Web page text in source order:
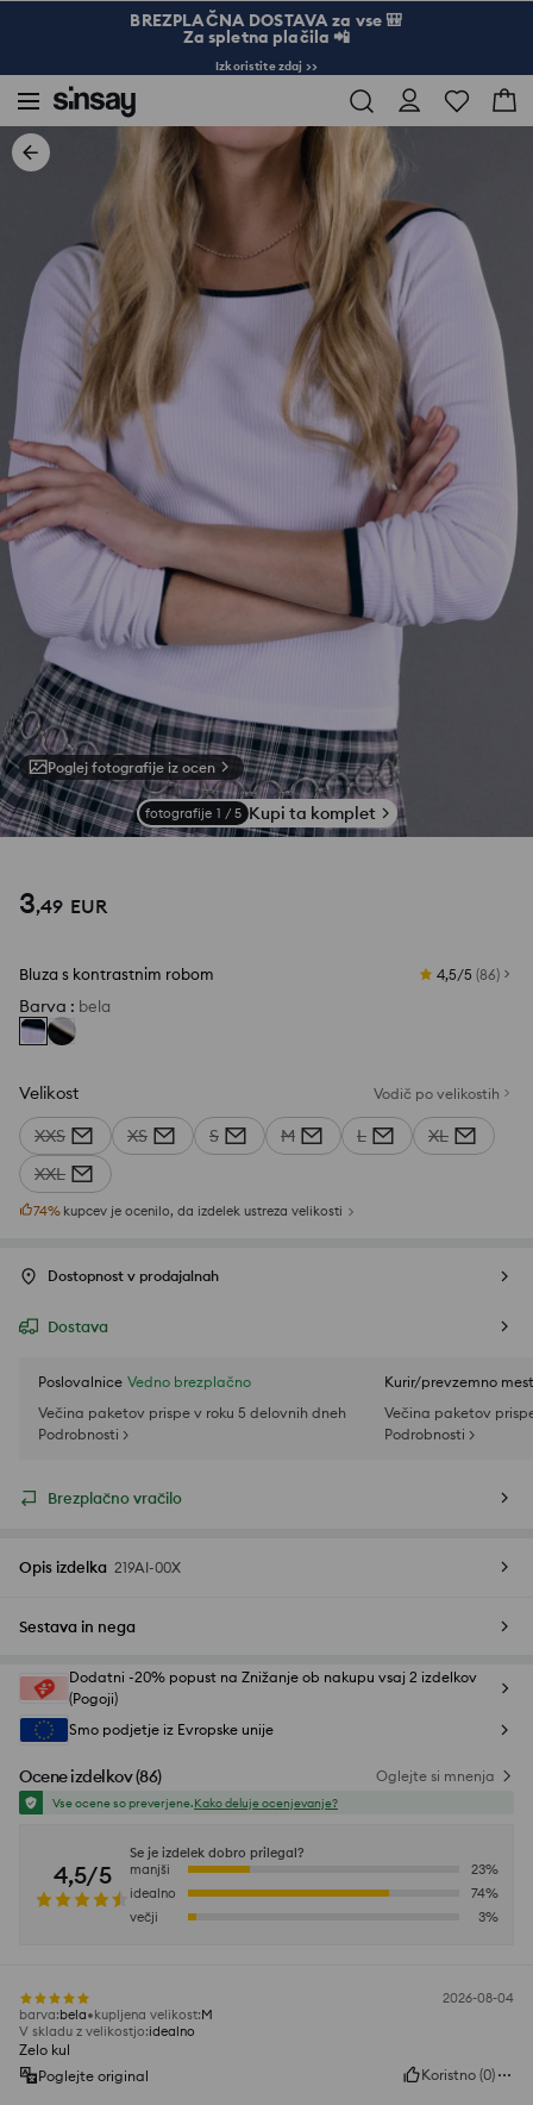
BREZPLAČNA DOSTAVA za vse 🎒
Za spletna plačila 📲
Izkoristite zdaj >>
Poglej fotografije iz ocen
fotografije 1 / 5 Kupi ta komplet
3,49 EUR
Bluza s kontrastnim robom 4,5/5 (86)
Barva : bela
Velikost Vodič po velikostih
XXS XS S M L
XL
XXL
74% kupcev je ocenilo, da izdelek ustreza velikosti
Dostopnost v prodajalnah
Dostava
Poslovalnice Vedno brezplačno
Večina paketov prispe v roku 5 delovnih dneh
Podrobnosti >
Kurir/prevzemno
Večina paketov
Podrobnosti >
Brezplačno vračilo
Opis izdelka 219AI-00X
Sestava in nega
Dodatni -20% popust na Znižanje ob nakupu vsaj 2 izdelkov
(Pogoji)
Smo podjetje iz Evropske unije
Ocene izdelkov(86) Oglejte si mnenja
Vse ocene so preverjene.Kako deluje ocenjevanje?
4,5/5
Se je izdelek dobro prilegal?
manjši
23%
idealno
74%
večji
3%
2026-08-04
barva:bela kupljena velikost:M
V skladu z velikostjo:idealno
Zelo kul
Poglejte original
Koristno (0)